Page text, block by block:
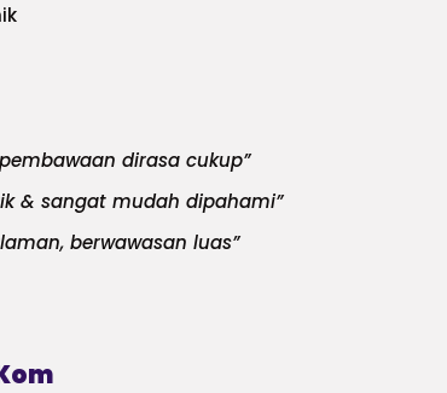
dirasa cukup”
& sangat mudah dipahami”
berwawasan luas”